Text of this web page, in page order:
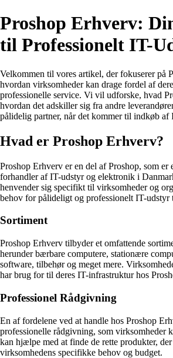
Proshop Erhverv:
til Professionelt IT-
Velkommen til vores artikel, der fokuserer på
hvordan virksomheder kan drage fordel af
professionelle service. Vi vil udforske, hvad
hvordan det adskiller sig fra andre
pålidelig partner, når det kommer til indkøb af
Hvad er Proshop Erhverv?
Proshop Erhverv er en del af Proshop, som er
forhandler af IT-udstyr og elektronik i
henvender sig specifikt til virksomheder og
behov for pålideligt og professionelt IT-udstyr
Sortiment
Proshop Erhverv tilbyder et omfattende
herunder bærbare computere, stationære
software, tilbehør og meget mere.
har brug for til deres IT-infrastruktur hos
Professionel Rådgivning
En af fordelene ved at handle hos Proshop
professionelle rådgivning, som virksomheder
kan hjælpe med at finde de rette produkter,
virksomhedens specifikke behov og budget.